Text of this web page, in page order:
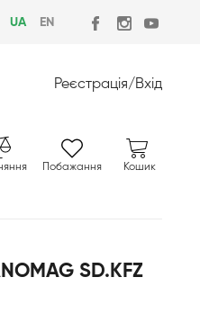
UA EN
Реєстрація/Вхід
Побажання Кошик
SD.KFZ